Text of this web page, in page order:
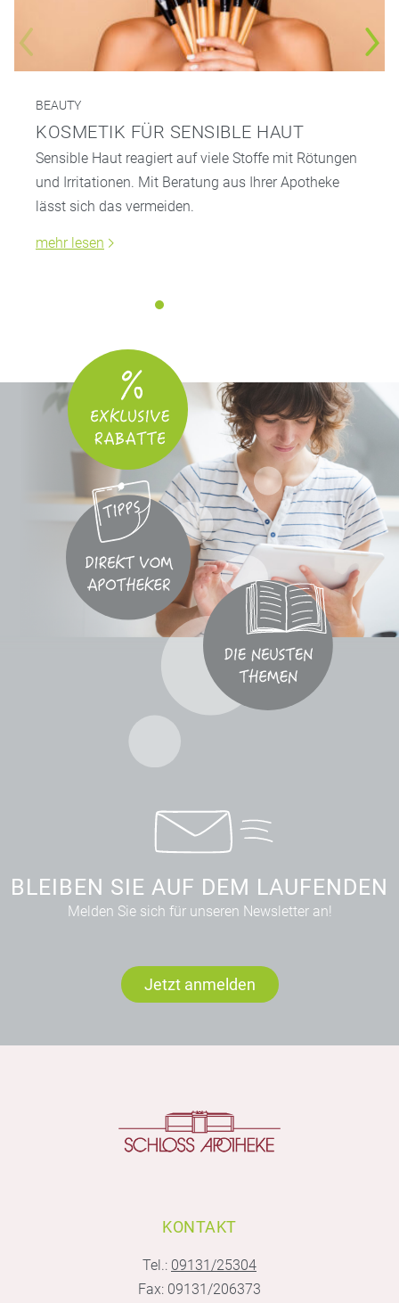
BEAUTY
KOSMETIK FÜR SENSIBLE HAUT
Sensible Haut reagiert auf viele Stoffe mit Rötungen
und Irritationen. Mit Beratung aus Ihrer Apotheke
lässt sich das vermeiden.
mehr lesen
BLEIBEN SIE AUF DEM LAUFENDEN
Melden Sie sich für unseren Newsletter an!
Jetzt anmelden
KONTAKT
Tel.: 09131/25304
Fax: 09131/206373